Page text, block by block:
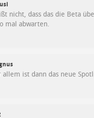
nicht, dass das die Beta
mal abwarten.
allem ist dann das neue